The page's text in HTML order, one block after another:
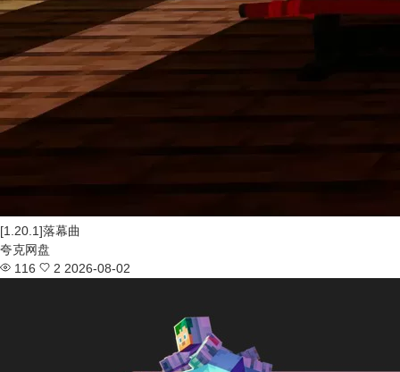
[1.20.1]落幕曲
夸克网盘
116
2 2026-08-02